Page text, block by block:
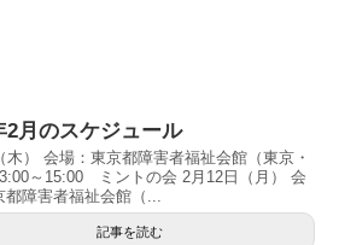
2月のスケジュール
木） 会場：東京都障害者福祉会館（東京・
～15:00 ミントの会 2月12日（月） 会
都障害者福祉会館（...
記事を読む